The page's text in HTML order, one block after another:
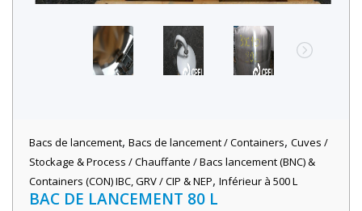
Bacs de lancement, Bacs de lancement / Containers, Cuves /
Stockage & Process / Chauffante / Bacs lancement (BNC) &
Containers (CON) IBC, GRV / CIP & NEP, Inférieur à 500 L
BAC DE LANCEMENT 80 L